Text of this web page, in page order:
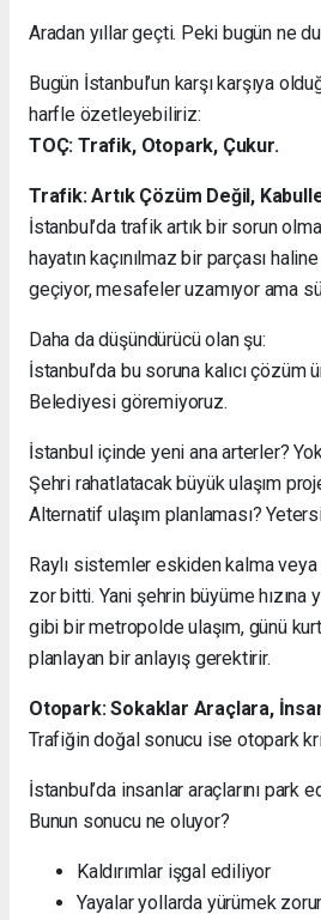
Aradan yıllar geçti. Peki bugün ne
Bugün İstanbul’un karşı karşıya
harfle özetleyebiliriz:
TOÇ: Trafik, Otopark, Çukur.
Trafik: Artık Çözüm Değil,
İstanbul’da trafik artık bir sorun
hayatın kaçınılmaz bir parçası
geçiyor, mesafeler uzamıyor ama
Daha da düşündürücü olan şu:
İstanbul’da bu soruna kalıcı çözüm
Belediyesi göremiyoruz.
İstanbul içinde yeni ana arterler?
Şehri rahatlatacak büyük ulaşım
Alternatif ulaşım planlaması?
Raylı sistemler eskiden kalma
zor bitti. Yani şehrin büyüme hızına
gibi bir metropolde ulaşım, günü
planlayan bir anlayış gerektirir.
Otopark: Sokaklar Araçlara,
Trafiğin doğal sonucu ise otopark
İstanbul’da insanlar araçlarını park
Bunun sonucu ne oluyor?
Kaldırımlar işgal ediliyor
Yayalar yollarda yürümek